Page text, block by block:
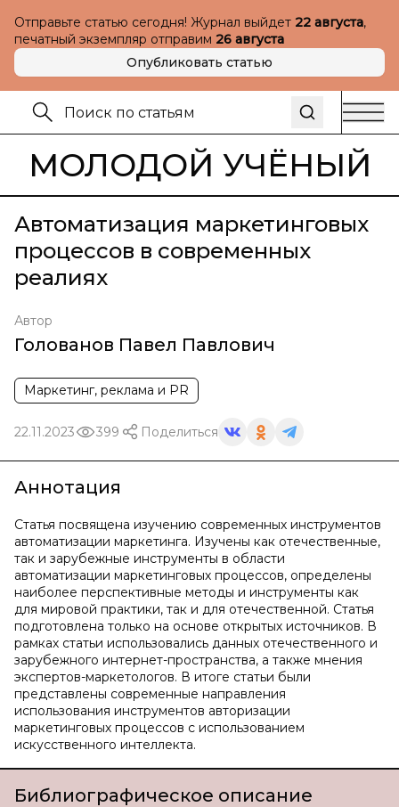
Отправьте статью сегодня! Журнал выйдет 22 августа,
печатный экземпляр отправим 26 августа
Опубликовать статью
МОЛОДОЙ УЧЁНЫЙ
Автоматизация маркетинговых
процессов в современных
реалиях
Автор
Голованов Павел Павлович
Маркетинг, реклама и PR
22.11.2023 399 Поделиться
Аннотация
Статья посвящена изучению современных инструментов
автоматизации маркетинга. Изучены как отечественные,
так и зарубежные инструменты в области
автоматизации маркетинговых процессов, определены
наиболее перспективные методы и инструменты как
для мировой практики, так и для отечественной. Статья
подготовлена только на основе открытых источников. В
рамках статьи использовались данных отечественного и
зарубежного интернет-пространства, а также мнения
экспертов-маркетологов. В итоге статьи были
представлены современные направления
использования инструментов авторизации
маркетинговых процессов с использованием
искусственного интеллекта.
Библиографическое описание